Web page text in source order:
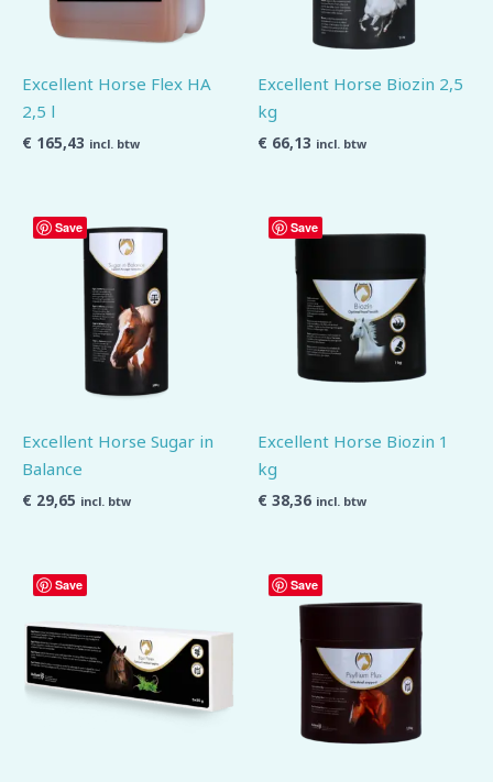
Excellent Horse Flex HA
2,5 l
€ 165,43 incl. btw
Excellent Horse Biozin 2,5
kg
€ 66,13 incl. btw
Save
Excellent Horse Sugar in
Balance
€ 29,65 incl. btw
Save
Excellent Horse Biozin 1
kg
€ 38,36 incl. btw
Save Save